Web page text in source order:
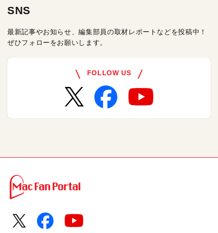
SNS
最新記事やお知らせ、編集部員の取材レポートなどを投稿中！
ぜひフォローをお願いします。
FOLLOW US